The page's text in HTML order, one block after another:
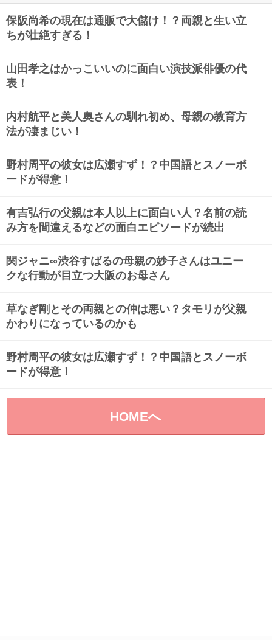
保阪尚希の現在は通販で大儲け！？両親と生い立
ちが壮絶すぎる！
山田孝之はかっこいいのに面白い演技派俳優の代
表！
内村航平と美人奥さんの馴れ初め、母親の教育方
法が凄まじい！
野村周平の彼女は広瀬すず！？中国語とスノーボ
ードが得意！
有吉弘行の父親は本人以上に面白い人？名前の読
み方を間違えるなどの面白エピソードが続出
関ジャニ∞渋谷すばるの母親の妙子さんはユニー
クな行動が目立つ大阪のお母さん
草なぎ剛とその両親との仲は悪い？タモリが父親
かわりになっているのかも
野村周平の彼女は広瀬すず！？中国語とスノーボ
ードが得意！
HOMEへ